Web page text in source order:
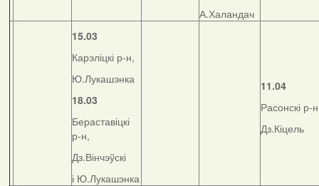
А.Халандач
15.03
Карэліцкі р-н,
Ю.Лукашэнка
18.03
Бераставіцкі
р-н,
Дз.Вінчэўскі
і Ю.Лукашэнка
11.04
Расонскі р-
Дз.Кіцель